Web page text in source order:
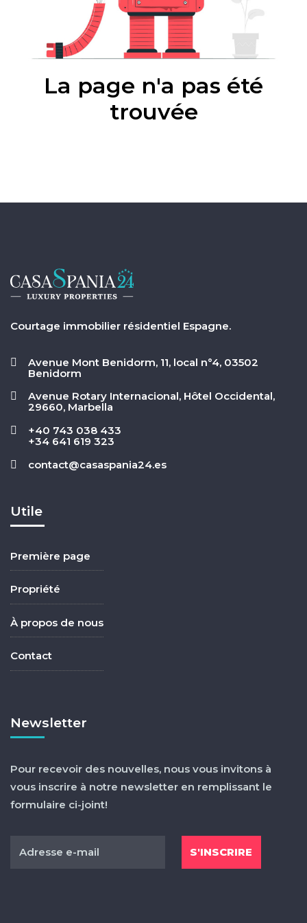
La page n'a pas été
trouvée
Courtage immobilier résidentiel Espagne.
Avenue Mont Benidorm, 11, local n°4, 03502
Benidorm
Avenue Rotary Internacional, Hôtel Occidental,
29660, Marbella
+40 743 038 433
+34 641 619 323
contact@casaspania24.es
Utile
Première page
Propriété
À propos de nous
Contact
Newsletter
Pour recevoir des nouvelles, nous vous invitons à
vous inscrire à notre newsletter en remplissant le
formulaire ci-joint!